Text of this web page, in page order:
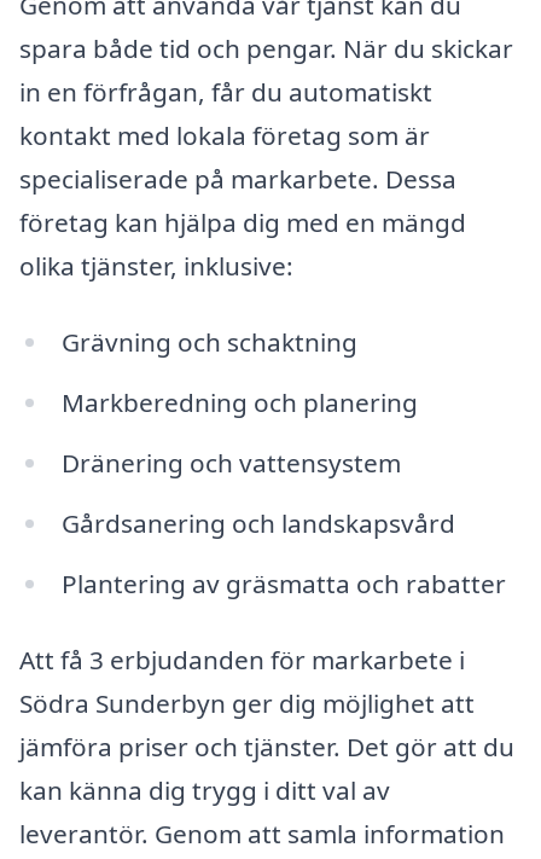
spara både tid och pengar. När du skickar
in en förfrågan, får du automatiskt
kontakt med lokala företag som är
specialiserade på markarbete. Dessa
företag kan hjälpa dig med en mängd
olika tjänster, inklusive:
Grävning och schaktning
Markberedning och planering
Dränering och vattensystem
Gårdsanering och landskapsvård
Plantering av gräsmatta och rabatter
Att få 3 erbjudanden för markarbete i
Södra Sunderbyn ger dig möjlighet att
jämföra priser och tjänster. Det gör att du
kan känna dig trygg i ditt val av
leverantör. Genom att samla information